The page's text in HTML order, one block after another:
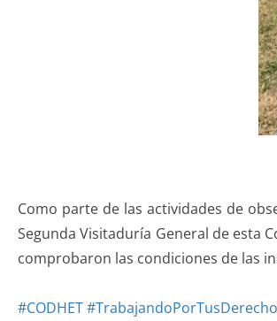
Como parte de las actividades de
Segunda Visitaduría General de esta
comprobaron las condiciones de las
#CODHET